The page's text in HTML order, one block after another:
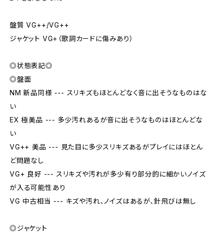
盤質 VG++/VG++
ジャケット VG+（歌詞カードに傷みあり）
◎状態表記◎
◎盤面
NM 新品同様 --- スリキズもほとんどなく音に出そうなものはな
い
EX 極美品 --- 多少汚れあるが音に出そうなものはほとんどな
い
VG++ 美品 --- 見た目に多少スリキズあるがプレイにはほとん
ど問題なし
VG+ 良好 --- スリキズや汚れが多少有り部分的に細かいノイズ
が入る可能性あり
VG 中古相当 --- キズや汚れ、ノイズはあるが、針飛びは無し
◎ジャケット